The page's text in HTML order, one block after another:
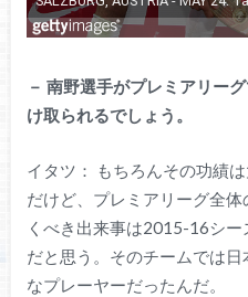
－ 南野選手がプレミアリー
け取られるでしょう。
イタツ： もちろんその功績
だけど、プレミアリーグ全
くべき出来事は2015-16シ
だと思う。そのチームでは
なプレーヤーだったんだ。